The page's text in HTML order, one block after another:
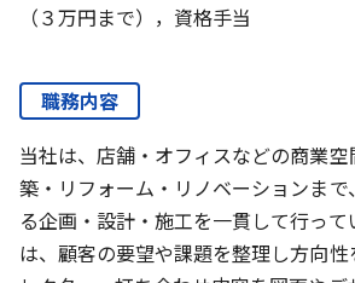
（３万円まで），資格手当
職務内容
当社は、店舗・オフィスなどの商業
築・リフォーム・リノベーションま
る企画・設計・施工を一貫して行って
は、顧客の要望や課題を整理し方向性